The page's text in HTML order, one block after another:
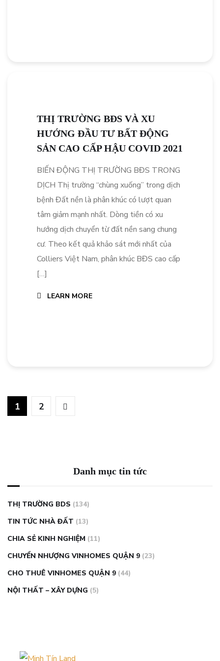
THỊ TRƯỜNG BĐS VÀ XU
HƯỚNG ĐẦU TƯ BẤT ĐỘNG
SẢN CAO CẤP HẬU COVID 2021
BIẾN ĐỘNG THỊ TRƯỜNG BĐS TRONG
DỊCH Thị trường “chùng xuống” trong dịch
bệnh Đất nền là phân khúc có lượt quan
tâm giảm mạnh nhất. Dòng tiền có xu
hướng dịch chuyển từ đất nền sang chung
cư. Theo kết quả khảo sát mới nhất của
Colliers Việt Nam, phân khúc BĐS cao cấp
[…]
LEARN MORE
1 2
Danh mục tin tức
THỊ TRƯỜNG BDS (134)
TIN TỨC NHÀ ĐẤT (13)
CHIA SẺ KINH NGHIỆM (11)
CHUYỂN NHƯỢNG VINHOMES QUẬN 9 (23)
CHO THUÊ VINHOMES QUẬN 9 (44)
NỘI THẤT – XÂY DỰNG (5)